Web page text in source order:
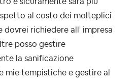
al costo dei molteplici
dovrei richiedere all' impresa
posso gestire
la sanificazione
mie tempistiche e gestire al